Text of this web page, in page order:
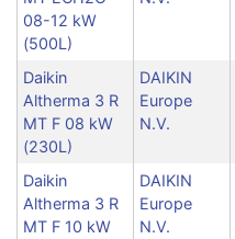
08-12 kW
(500L)
Daikin
Altherma 3 R
MT F 08 kW
(230L)
DAIKIN
Europe
N.V.
Daikin
Altherma 3 R
MT F 10 kW
DAIKIN
Europe
N.V.